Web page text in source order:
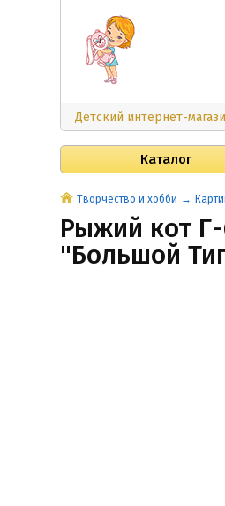
Детский интернет-
Каталог
Творчество и хобби
Рыжий кот
"Большой